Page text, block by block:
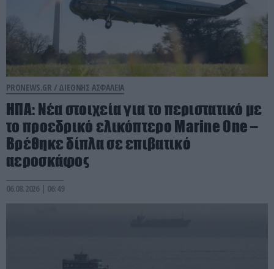
PRONEWS.GR / ΔΙΕΘΝΗΣ ΑΣΦΑΛΕΙΑ
ΗΠΑ: Nέα στοιχεία για το περιστατικό με
το προεδρικό ελικόπτερο Marine One –
Βρέθηκε δίπλα σε επιβατικό
αεροσκάφος
06.08.2026 | 06:49